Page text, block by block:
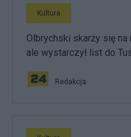
Kultura
Olbrychski skarży się na
ale wystarczył list do
Redakcja